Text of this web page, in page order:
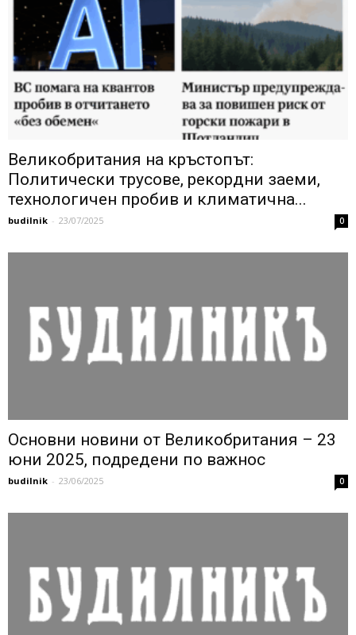
Великобритания на кръстопът:
Политически трусове, рекордни заеми,
технологичен пробив и климатична...
budilnik - 23/07/2025 0
Основни новини от Великобритания – 23
юни 2025, подредени по важнос
budilnik - 23/06/2025 0